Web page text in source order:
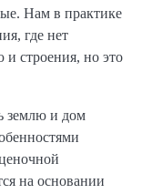
Нам в практике
где нет
и строения, но это
землю и дом
на основании